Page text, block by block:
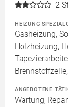
2
HEIZUNG
Gasheizung,
Holzheizung,
ANGEBOTENE
Wartung,